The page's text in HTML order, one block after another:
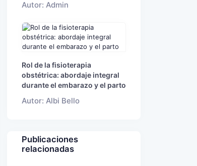
Autor: Admin
Rol de la fisioterapia
obstétrica: abordaje integral
durante el embarazo y el parto
Autor: Albi Bello
Publicaciones
relacionadas